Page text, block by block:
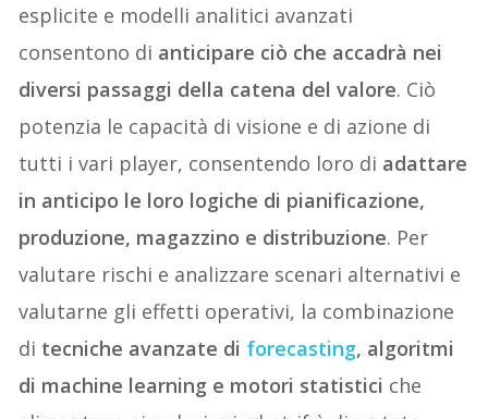
esplicite e modelli analitici avanzati
consentono di anticipare ciò che accadrà nei
diversi passaggi della catena del valore. Ciò
potenzia le capacità di visione e di azione di
tutti i vari player, consentendo loro di adattare
in anticipo le loro logiche di pianificazione,
produzione, magazzino e distribuzione. Per
valutare rischi e analizzare scenari alternativi e
valutarne gli effetti operativi, la combinazione
di tecniche avanzate di forecasting, algoritmi
di machine learning e motori statistici che